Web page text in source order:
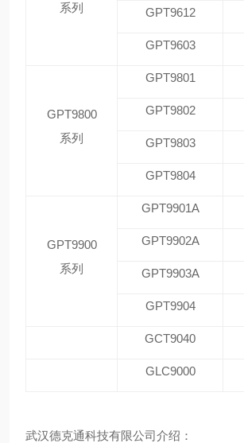
系列
GPT9612
GPT9603
GPT9800
系列
GPT9801
GPT9802
GPT9803
GPT9804
GPT9900
系列
GPT9901A
GPT9902A
GPT9903A
GPT9904
GCT9040
GLC9000
武汉德克通科技有限公司介绍：